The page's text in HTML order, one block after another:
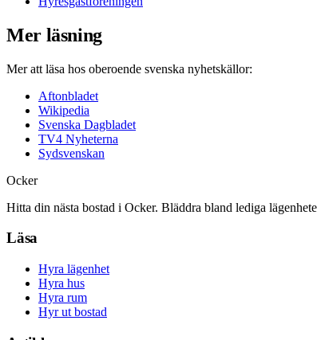
Mer läsning
Mer att läsa hos oberoende svenska nyhetskällor:
Aftonbladet
Wikipedia
Svenska Dagbladet
TV4 Nyheterna
Sydsvenskan
Ocker
Hitta din nästa bostad i Ocker. Bläddra bland lediga
Läsa
Hyra lägenhet
Hyra hus
Hyra rum
Hyr ut bostad